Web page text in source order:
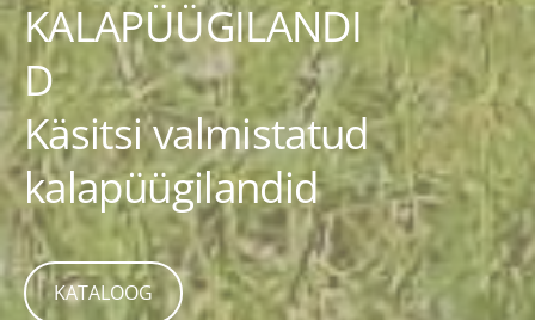
KALAPÜÜGILANDI
D
Käsitsi valmistatud
kalapüügilandid
​KATALOOG​